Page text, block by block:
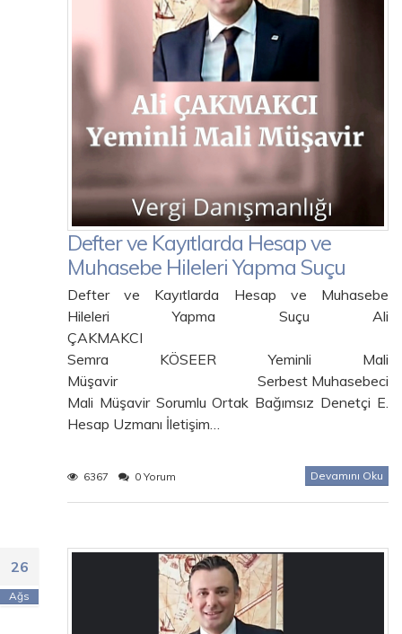
Defter ve Kayıtlarda Hesap ve
Muhasebe Hileleri Yapma Suçu
Defter ve Kayıtlarda Hesap ve Muhasebe
Hileleri Yapma Suçu Ali
ÇAKMAKCI
Semra KÖSEER Yeminli Mali
Müşavir Serbest Muhasebeci
Mali Müşavir Sorumlu Ortak Bağımsız Denetçi E.
Hesap Uzmanı İletişim…
6367 0 Yorum Devamını Oku
26
Ağs